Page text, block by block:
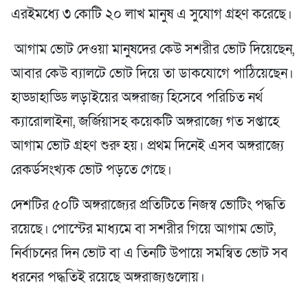
এরইমধ্যে ৩ কোটি ২০ লাখ মানুষ এ সুযোগ গ্রহণ করেছে।
আগাম ভোট দেওয়া মানুষদের কেউ সশরীর ভোট দিয়েছেন,
আবার কেউ ব্যালটে ভোট দিয়ে তা ডাকযোগে পাঠিয়েছেন।
হাড্ডাহাড্ডি লড়াইয়ের অঙ্গরাজ্য হিসেবে পরিচিত নর্থ
ক্যারোলাইনা, জর্জিয়াসহ কয়েকটি অঙ্গরাজ্যে গত সপ্তাহে
আগাম ভোট গ্রহণ শুরু হয়। প্রথম দিনেই এসব অঙ্গরাজ্যে
রেকর্ডসংখ্যক ভোট পড়তে গেছে।
দেশটির ৫০টি অঙ্গরাজ্যের প্রতিটিতে নিজস্ব ভোটিং পদ্ধতি
রয়েছে। পোস্টের মাধ্যমে বা সশরীর গিয়ে আগাম ভোট,
নির্বাচনের দিন ভোট বা এ তিনটি উপায়ে সমন্বিত ভোট সব
ধরনের পদ্ধতিই রয়েছে অঙ্গরাজ্যগুলোয়।